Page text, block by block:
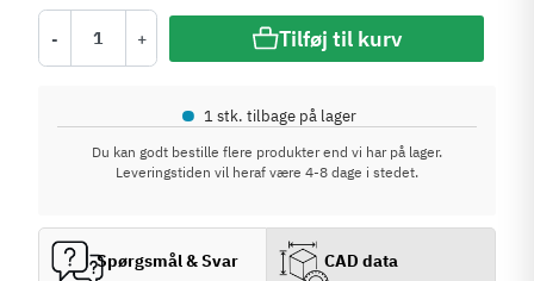
- + Tilføj til kurv
• 1 stk. tilbage på lager
Du kan godt bestille flere produkter end vi har på lager.
Leveringstiden vil heraf være 4-8 dage i stedet.
Spørgsmål & Svar CAD data